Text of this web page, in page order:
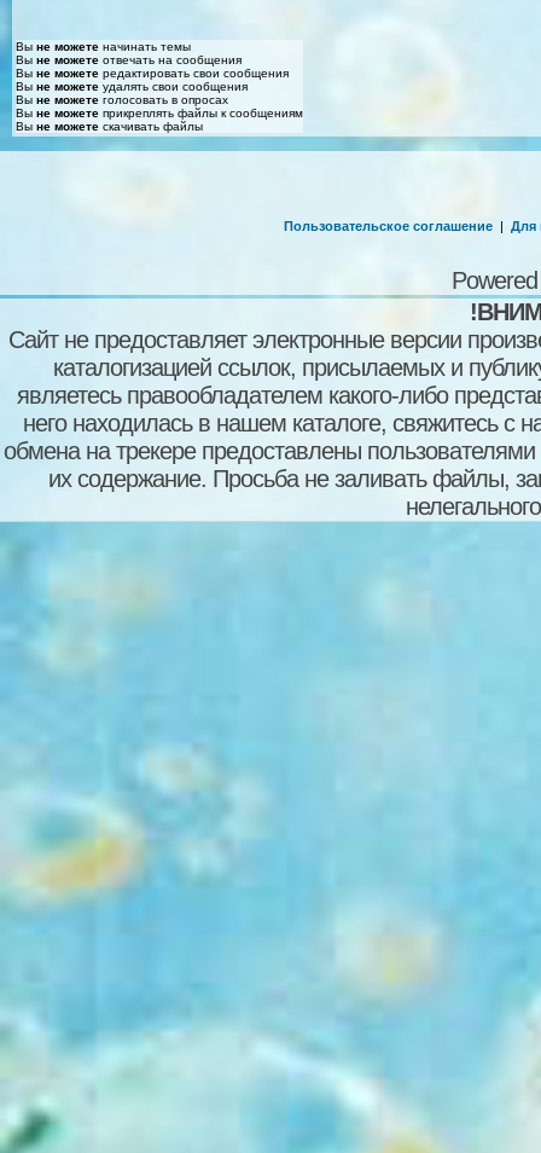
Вы не можете начинать темы
Вы не можете отвечать на сообщения
Вы не можете редактировать свои сообщения
Вы не можете удалять свои сообщения
Вы не можете голосовать в опросах
Вы не можете прикреплять файлы к сообщениям
Вы не можете скачивать файлы
Пользовательское соглашение | Для
Сайт не предоставляет электронные версии
каталогизацией ссылок, присылаемых и
являетесь правообладателем какого-либо
него находилась в нашем каталоге, свяжитесь
обмена на трекере предоставлены пользователями
их содержание. Просьба не заливать файлы,